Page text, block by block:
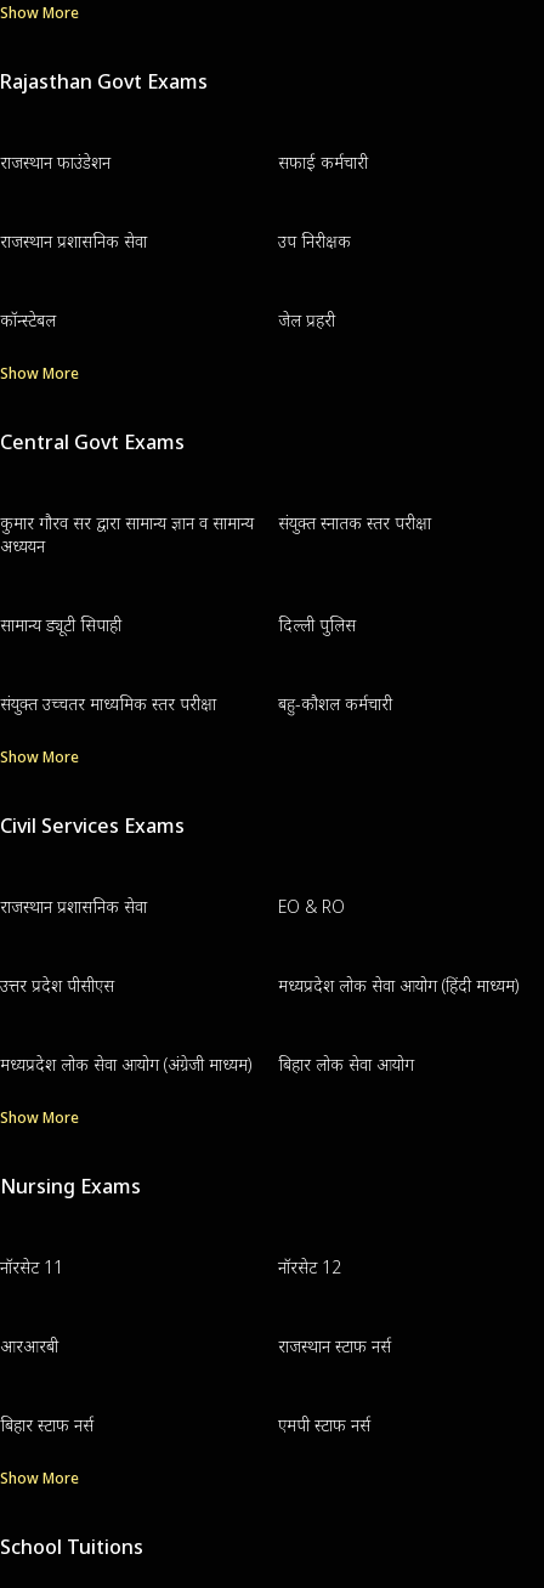
Show More
Rajasthan Govt Exams
राजस्थान फाउंडेशन सफाई कर्मचारी
राजस्थान प्रशासनिक सेवा उप निरीक्षक
कॉन्स्टेबल जेल प्रहरी
Show More
Central Govt Exams
कुमार गौरव सर द्वारा सामान्य ज्ञान व सामान्य
अध्ययन
संयुक्त स्नातक स्तर परीक्षा
सामान्य ड्यूटी सिपाही दिल्ली पुलिस
संयुक्त उच्चतर माध्यमिक स्तर परीक्षा बहु-कौशल कर्मचारी
Show More
Civil Services Exams
राजस्थान प्रशासनिक सेवा EO & RO
उत्तर प्रदेश पीसीएस मध्यप्रदेश लोक सेवा आयोग (हिंदी माध्यम)
मध्यप्रदेश लोक सेवा आयोग (अंग्रेजी माध्यम) बिहार लोक सेवा आयोग
Show More
Nursing Exams
नॉरसेट 11 नॉरसेट 12
आरआरबी राजस्थान स्टाफ नर्स
बिहार स्टाफ नर्स एमपी स्टाफ नर्स
Show More
School Tuitions